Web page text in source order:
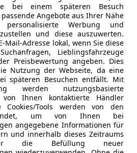
bei einem späteren Besuch
Angebote aus Ihrer Nähe
personalisierte Werbung und
und diese auszuwerten.
Mail-Adresse lokal, wenn Sie diese
Lieblingsfahrzeuge
Preisbewertung angeben. Dies
Nutzung der Webseite, da eine
späteren Besuchen entfällt. Mit
werden nutzungsbasierte
Ihnen kontaktierte Händler
Cookies/Tools werden von den
um von Ihnen bei
angegebene Informationen für
und innerhalb dieses Zeitraums
die Befüllung neuer